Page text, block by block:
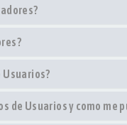
Usuarios?
de Usuarios y como me